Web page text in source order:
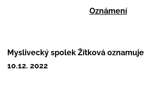
Oznámení
Myslivecký spolek Žítková
10.12. 2022